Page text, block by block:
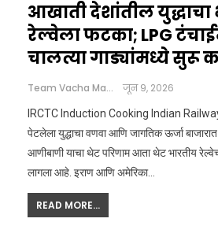
आखाती देशांतील युद्धाचा
रेल्वेला फटका; LPG
चालत्या गाड्यांमध्ये सुरू
Team Vacha Marathi जून 9, 2026
IRCTC Induction Cooking Indian
पेटलेला युद्धाचा वणवा आणि जागतिक ऊर्जा
आणीबाणी याचा थेट परिणाम आता थेट भारतीय
लागला आहे. इराण आणि अमेरिका…
READ MORE...